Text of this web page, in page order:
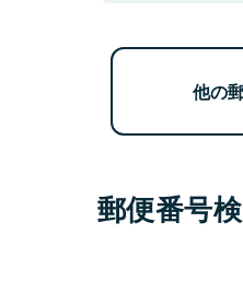
他の
郵便番号